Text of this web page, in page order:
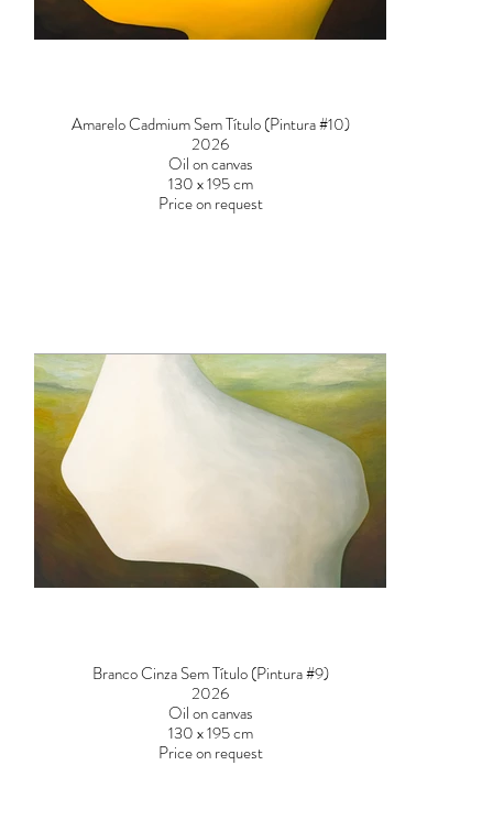
Amarelo Cadmium Sem Título (Pintura #10)
2026
Oil on canvas
130 x 195 cm
Price on request
Branco Cinza Sem Título (Pintura #9)
2026
Oil on canvas
130 x 195 cm
Price on request